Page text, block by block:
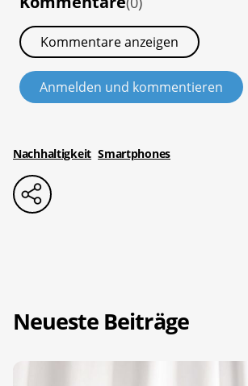
Kommentare anzeigen
Anmelden und kommentieren
Nachhaltigkeit Smartphones
Neueste Beiträge